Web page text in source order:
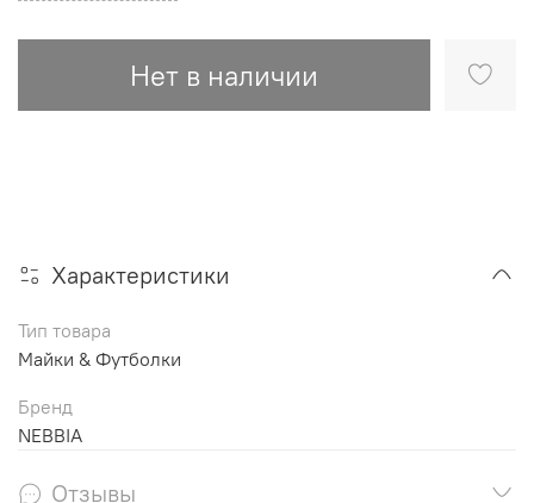
Нет в наличии
Характеристики
Тип товара
Майки & Футболки
Бренд
NEBBIA
Отзывы